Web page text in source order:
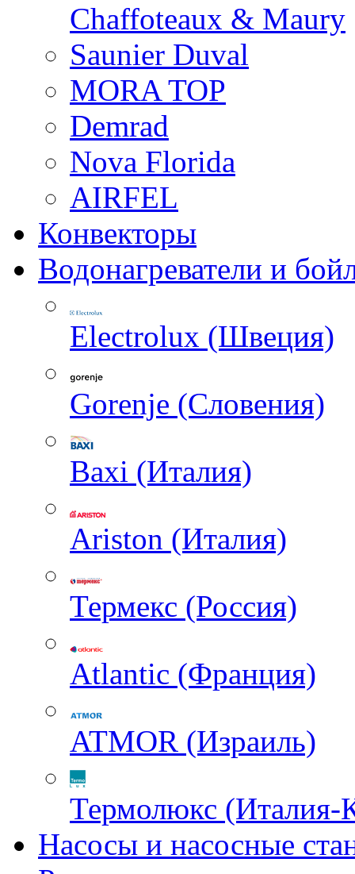
Chaffoteaux & Maury
Saunier Duval
MORA TOP
Demrad
Nova Florida
AIRFEL
Конвекторы
Водонагреватели и
Electrolux (Швеция)
Gorenje (Словения)
Baxi (Италия)
Ariston (Италия)
Термекс (Россия)
Atlantic (Франция)
ATMOR (Израиль)
Термолюкс (Италия-
Насосы и насосные